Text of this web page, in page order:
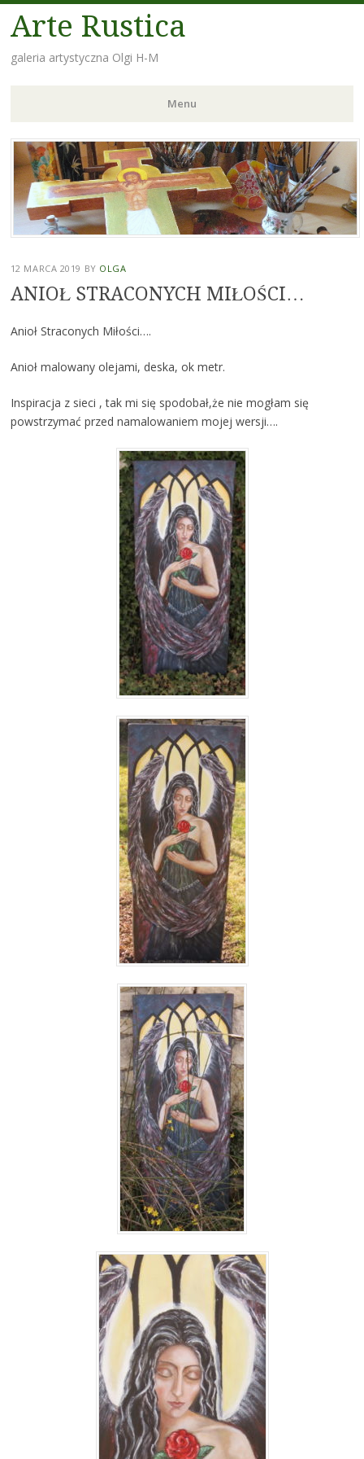
Arte Rustica
galeria artystyczna Olgi H-M
Menu
Skip
to
content
12 MARCA 2019 BY OLGA
ANIOŁ STRACONYCH MIŁOŚCI…
Anioł Straconych Miłości….
Anioł malowany olejami, deska, ok metr.
Inspiracja z sieci , tak mi się spodobał,że nie mogłam się
powstrzymać przed namalowaniem mojej wersji….